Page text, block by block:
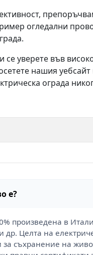
огледални
се уверете във
нашия
ограда
е?
произведена в
Целта на
за съхранение на